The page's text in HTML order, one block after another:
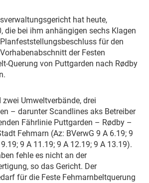
hat heute,
die bei ihm anhängigen sechs Klagen
für den
der Festen
Querung von Puttgarden nach Rødby
zwei Umweltverbände, drei
– darunter Scandlines aks Betreiber
Fährlinie Puttgarden – Rødby –
Fehmarn (Az: BVerwG 9 A 6.19; 9
9 A 11.19; 9 A 12.19; 9 A 13.19).
fehle es nicht an der
so das Gericht. Der
für die Feste Fehmarnbeltquerung